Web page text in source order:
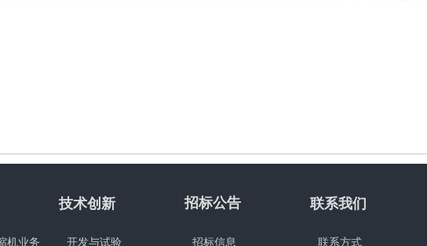
机业务 开发与试验
招标公告 联系我们
技术创新
联系方式
招标信息